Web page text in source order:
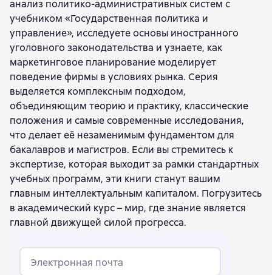
Лев Израйлевич Савулькин
Наталья Александровна Лебедева
Андрей Павлович Заостровцев
Елизавета Эдуардовна Колчинская
Борис Савельевич Жихаревич
Дарья Александровна Табачникова
Дмитрий Адександрович Покровский
Денис Валентинович Кадочников
Ольга Васильевна Русецкая
Ирина Анатольевна Карелина
Нина Юрьевна Одинг
Игорь Викторович Александров
Рашид Тазитдинович Мухаев
Анна Владимировна Реут
Галина Афонасьевна Маховикова
Наталья Владимировна Сергеева
Валерий Анатольевич Сафонов
анализ политико-административных систем с
учебником «Государственная политика и
управление», исследуете основы иностранного
уголовного законодательства и узнаете, как
маркетинговое планирование моделирует
поведение фирмы в условиях рынка. Серия
выделяется комплексным подходом,
объединяющим теорию и практику, классические
положения и самые современные исследования,
что делает её незаменимым фундаментом для
бакалавров и магистров. Если вы стремитесь к
экспертизе, которая выходит за рамки стандартных
учебных программ, эти книги станут вашим
главным интеллектуальным капиталом. Погрузитесь
в академический курс – мир, где знание является
главной движущей силой прогресса.
Электронная почта